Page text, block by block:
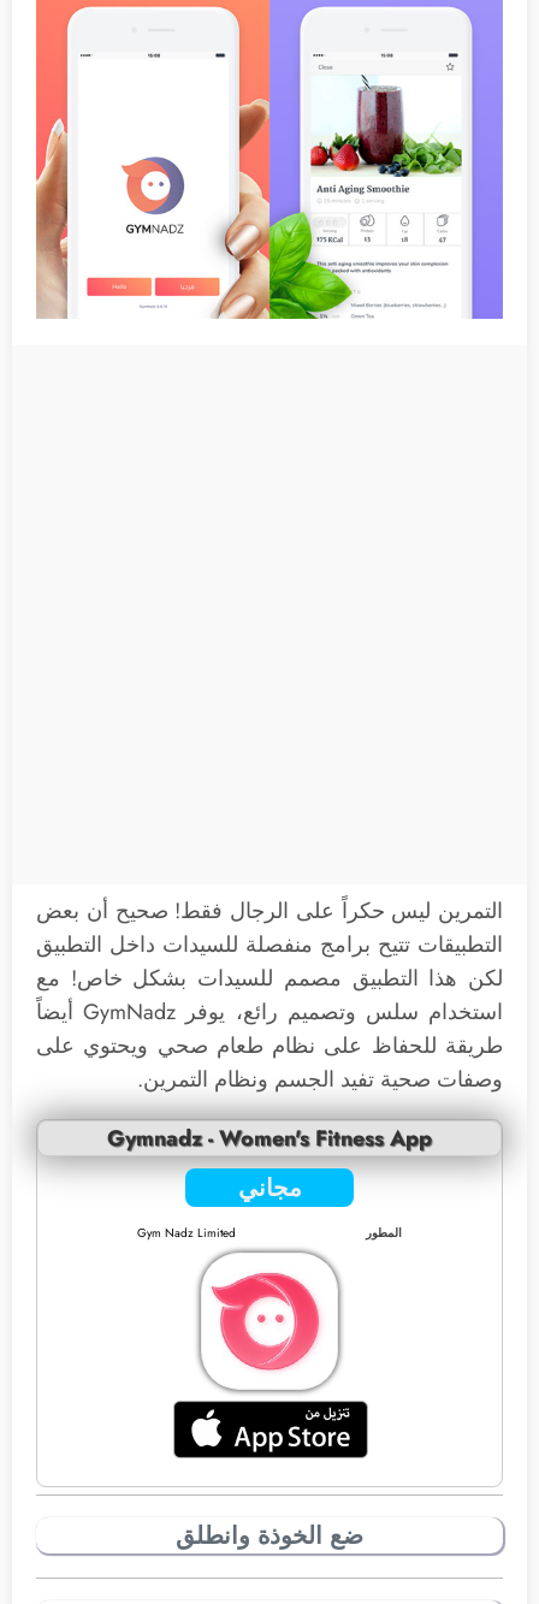
التمرين ليس حكراً على الرجال فقط! صحيح أن بعض
التطبيقات تتيح برامج منفصلة للسيدات داخل التطبيق
لكن هذا التطبيق مصمم للسيدات بشكل خاص! مع
استخدام سلس وتصميم رائع، يوفر GymNadz أيضاً
طريقة للحفاظ على نظام طعام صحي ويحتوي على
وصفات صحية تفيد الجسم ونظام التمرين.
Gymnadz - Women's Fitness App
مجاني
المطور Gym Nadz Limited
ضع الخوذة وانطلق